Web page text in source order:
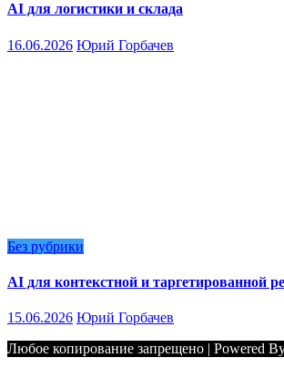
AI для логистики и склада
16.06.2026 Юрий Горбачев
Без рубрики
AI для контекстной и таргетированной
15.06.2026 Юрий Горбачев
Любое копирование запрещено | Powered